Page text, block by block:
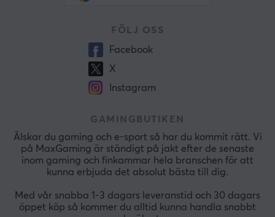
FÖLJ OSS
Facebook
X
Instagram
GAMINGBUTIKEN
Älskar du gaming och e-sport så har du kommit rätt. Vi
på MaxGaming är ständigt på jakt efter de senaste
inom gaming och finkammar hela branschen för att
kunna erbjuda det absolut bästa till dig.
Med vår snabba 1-3 dagars leveranstid och 30 dagars
öppet köp så kommer du alltid kunna handla snabbt